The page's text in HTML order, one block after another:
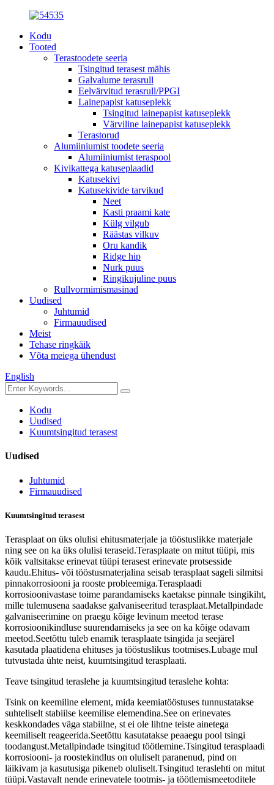
Kodu
Tooted
Terastoodete seeria
Tsingitud terasest mähis
Galvalume terasrull
Eelvärvitud terasrull/PPGI
Lainepapist katuseplekk
Tsingitud lainepapist katuseplekk
Värviline lainepapist katuseplekk
Terastorud
Alumiiniumist toodete seeria
Alumiiniumist teraspool
Kivikattega katuseplaadid
Katusekivi
Katusekivide tarvikud
Neet
Kasti praami kate
Külg vilgub
Räästas vilkuv
Oru kandik
Ridge hip
Nurk puus
Ringikujuline puus
Rullvormimismasinad
Uudised
Juhtumid
Firmauudised
Meist
Tehase ringkäik
Võta meiega ühendust
English
Kodu
Uudised
Kuumtsingitud terasest
Uudised
Juhtumid
Firmauudised
Kuumtsingitud terasest
Terasplaat on üks olulisi ehitusmaterjale ja tööstuslikke materjale
ning see on ka üks olulisi teraseid.Terasplaate on mitut tüüpi, mis
kõik valtsitakse erinevat tüüpi terasest erinevate protsesside
kaudu.Ehitus- või tööstusmaterjalina seisab terasplaat sageli silmitsi
pinnakorrosiooni ja rooste probleemiga.Terasplaadi
korrosioonivastase toime parandamiseks kaetakse pinnale tsingikiht,
mille tulemusena saadakse galvaniseeritud terasplaat.Metallpindade
galvaniseerimine on praegu kõige levinum meetod terase
korrosioonikindluse suurendamiseks ja see on ka kõige odavam
meetod.Seetõttu tuleb enamik terasplaate tsingida ja seejärel
kasutada plaatidena ehituses ja tööstuslikus tootmises.Lubage mul
tutvustada ühte neist, kuumtsingitud terasplaati.
Teave tsingitud teraslehe ja kuumtsingitud teraslehe kohta:
Tsink on keemiline element, mida keemiatööstuses tunnustatakse
suhteliselt stabiilse keemilise elemendina.See on erinevates
keskkondades väga stabiilne, st ei ole lihtne teiste ainetega
keemiliselt reageerida.Seetõttu kasutatakse peaaegu pool tsingi
toodangust.Metallpindade tsingitud töötlemine.Tsingitud terasplaadi
korrosiooni- ja roostekindlus on oluliselt paranenud, pind on
läikivam ja kasutusiga pikeneb oluliselt.Tsingitud teraslehti on mitut
tüüpi.Vastavalt nende erinevatele tootmis- ja töötlemismeetoditele